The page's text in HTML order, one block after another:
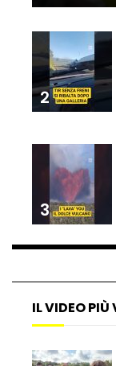
i
Tir
2
3
IL VIDEO